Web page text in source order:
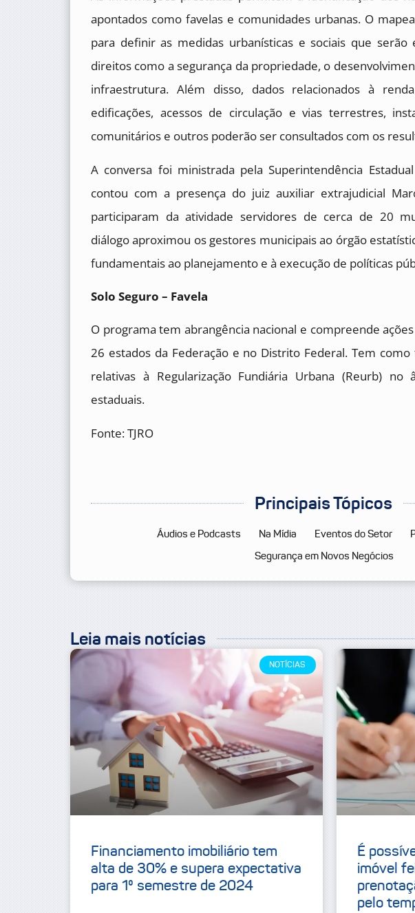
apontados como favelas e comunidades urbanas. O
para definir as medidas urbanísticas e sociais que serão
direitos como a segurança da propriedade, o
infraestrutura. Além disso, dados relacionados à
edificações, acessos de circulação e vias terrestres,
comunitários e outros poderão ser consultados com os
A conversa foi ministrada pela Superintendência
contou com a presença do juiz auxiliar extrajudicial
participaram da atividade servidores de cerca de 20
diálogo aproximou os gestores municipais ao órgão
fundamentais ao planejamento e à execução de políticas
Solo Seguro – Favela
O programa tem abrangência nacional e compreende
26 estados da Federação e no Distrito Federal. Tem
relativas à Regularização Fundiária Urbana (Reurb) no
estaduais.
Fonte: TJRO
Principais Tópicos
Áudios e Podcasts Na Mídia Eventos do Setor
Segurança em Novos Negócios
Leia mais notícias
NOTÍCIAS
Financiamento imobiliário tem
alta de 30% e supera expectativa
para 1º semestre de 2024
É
imóvel
pelo